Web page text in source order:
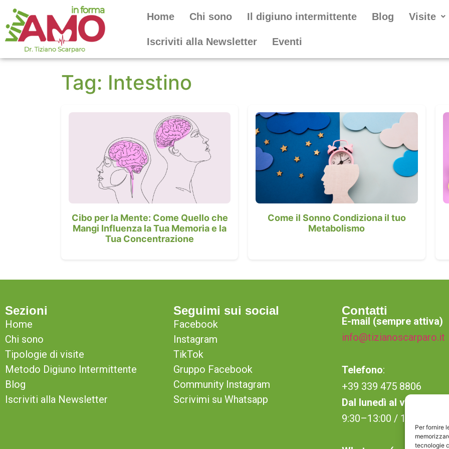
Per fornire
tecnologie
Home Chi sono Il digiuno intermittente Blog Visite
Iscriviti alla Newsletter Eventi
Tag: Intestino
Cibo per la Mente: Come Quello che
Mangi Influenza la Tua Memoria e la
Tua Concentrazione
Come il Sonno Condiziona il tuo
Metabolismo
Sezioni
Home
Chi sono
Tipologie di visite
Metodo Digiuno Intermittente
Blog
Iscriviti alla Newsletter
Seguimi sui social
Facebook
Instagram
TikTok
Gruppo Facebook
Community Instagram
Scrivimi su Whatsapp
Contatti
E-mail (sempre attiva)
info@tizianoscarparo.it
Telefono:
+39 339 475 8806
Dal lunedì al venerdì
9:30–13:00 / 14:00–19:00